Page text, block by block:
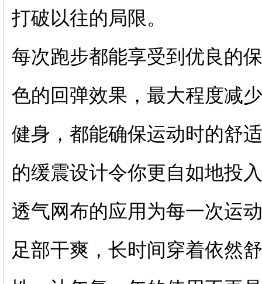
打破以往的局限。
每次跑步都能享受到优良的
色的回弹效果，最大程度减
健身，都能确保运动时的舒
的缓震设计令你更自如地投
透气网布的应用为每一次运
足部干爽，长时间穿着依然